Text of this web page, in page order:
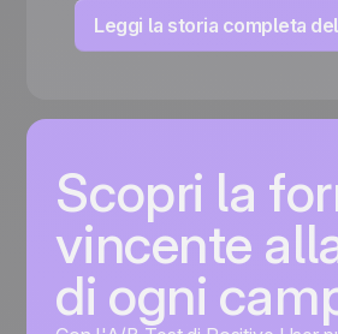
Leggi la storia completa
Scopri la
vincente
di ogni